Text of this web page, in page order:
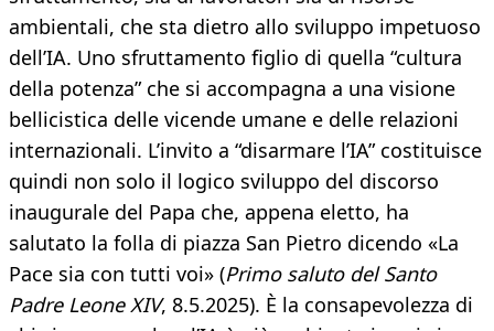
ambientali, che sta dietro allo sviluppo impetuoso
dell’IA. Uno sfruttamento figlio di quella “cultura
della potenza” che si accompagna a una visione
bellicistica delle vicende umane e delle relazioni
internazionali. L’invito a “disarmare l’IA” costituisce
quindi non solo il logico sviluppo del discorso
inaugurale del Papa che, appena eletto, ha
salutato la folla di piazza San Pietro dicendo «La
Pace sia con tutti voi» (Primo saluto del Santo
Padre Leone XIV, 8.5.2025). È la consapevolezza di